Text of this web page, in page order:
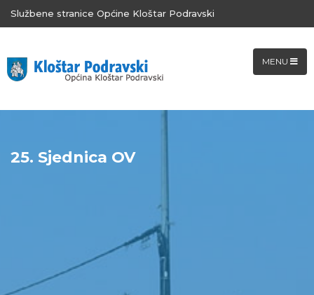
Službene stranice Općine Kloštar Podravski
MENU
25. Sjednica OV